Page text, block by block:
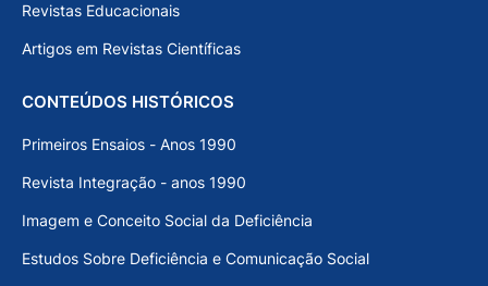
Revistas Educacionais
Artigos em Revistas Científicas
CONTEÚDOS HISTÓRICOS
Primeiros Ensaios - Anos 1990
Revista Integração - anos 1990
Imagem e Conceito Social da Deficiência
Estudos Sobre Deficiência e Comunicação Social